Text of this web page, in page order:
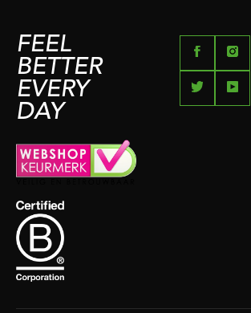
FEEL
BETTER
EVERY
DAY